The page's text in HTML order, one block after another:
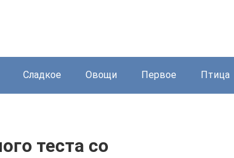
Сладкое Овощи Первое Птица
теста со